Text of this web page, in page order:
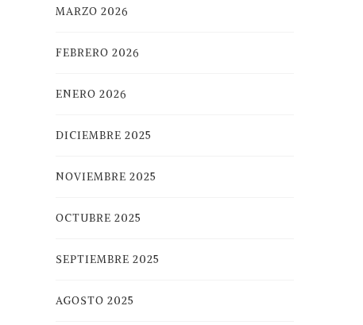
MARZO 2026
FEBRERO 2026
ENERO 2026
DICIEMBRE 2025
NOVIEMBRE 2025
OCTUBRE 2025
SEPTIEMBRE 2025
AGOSTO 2025